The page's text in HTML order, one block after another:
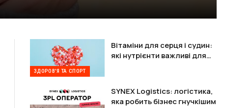
ЗДОРОВ'Я ТА СПОРТ
Вітаміни для серця і судин:
які нутрієнти важливі для
SYNEX Logistics: логістика,
яка робить бізнес гнучкішим